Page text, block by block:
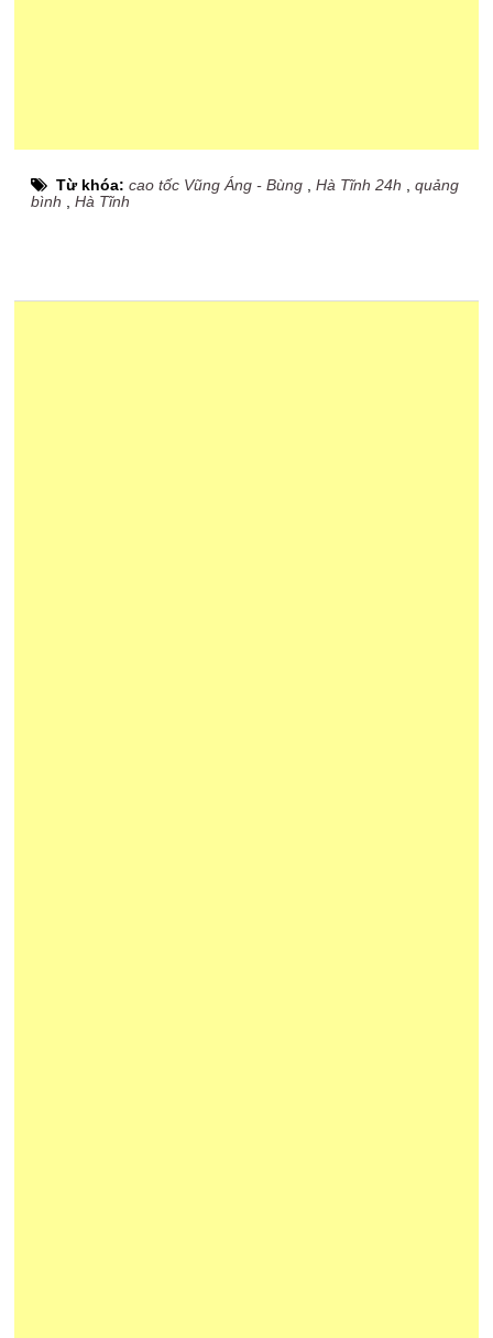
Từ khóa:cao tốc Vũng Áng - Bùng ,Hà Tĩnh 24h ,quảng
bình ,Hà Tĩnh